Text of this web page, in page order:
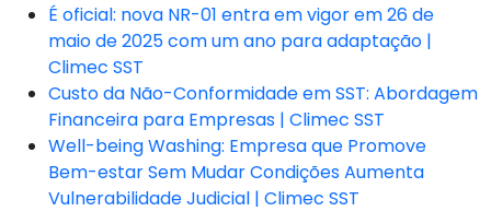
É oficial: nova NR-01 entra em vigor em 26 de
maio de 2025 com um ano para adaptação |
Climec SST
Custo da Não-Conformidade em SST: Abordagem
Financeira para Empresas | Climec SST
Well-being Washing: Empresa que Promove
Bem-estar Sem Mudar Condições Aumenta
Vulnerabilidade Judicial | Climec SST